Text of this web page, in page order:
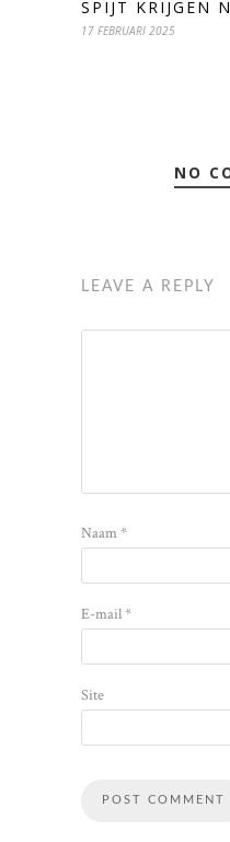
SPIJT KRIJGEN
17 FEBRUARI 2025
NO
LEAVE A REPLY
Naam*
E-mail*
Site